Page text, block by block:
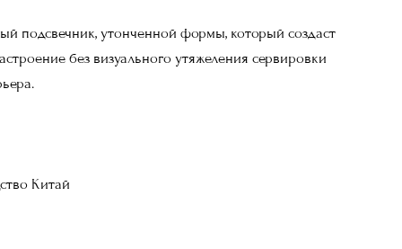
подсвечник, утонченной формы, который создаст
без визуального утяжеления сервировки
Китай